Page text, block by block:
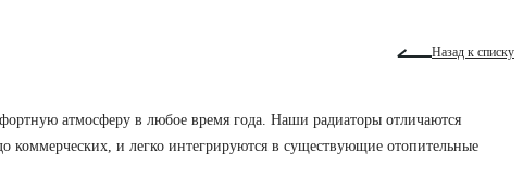
Назад к списку
атмосферу в любое время года. Наши радиаторы отличаются
и легко интегрируются в существующие отопительные